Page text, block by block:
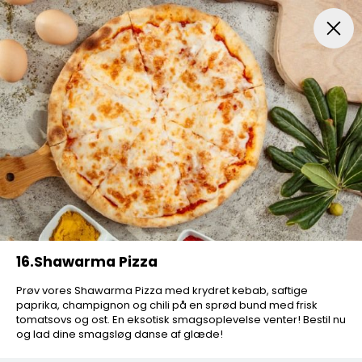
Drikkevarer TILBUD Frokost Tilbud 11-15 Alm.
16.Shawarma Pizza
Prøv vores Shawarma Pizza med krydret kebab, saftige
paprika, champignon og chili på en sprød bund med frisk
tomatsovs og ost. En eksotisk smagsoplevelse venter! Bestil nu
og lad dine smagsløg danse af glæde!